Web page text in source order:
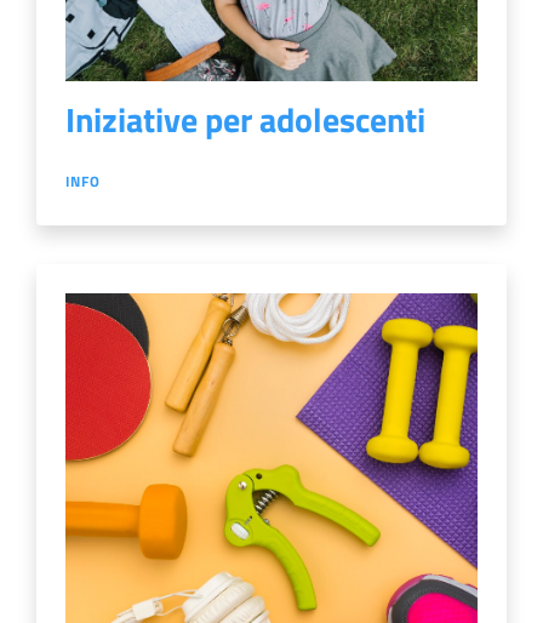
Iniziative per adolescenti
INFO